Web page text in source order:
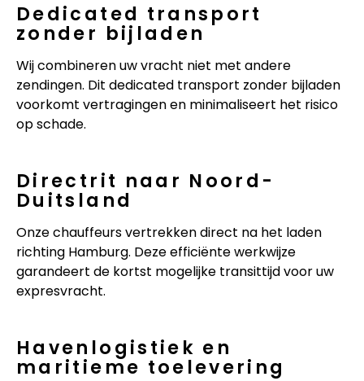
Dedicated transport
zonder bijladen
Wij combineren uw vracht niet met andere
zendingen. Dit dedicated transport zonder bijladen
voorkomt vertragingen en minimaliseert het risico
op schade.
Directrit naar Noord-
Duitsland
Onze chauffeurs vertrekken direct na het laden
richting Hamburg. Deze efficiënte werkwijze
garandeert de kortst mogelijke transittijd voor uw
expresvracht.
Havenlogistiek en
maritieme toelevering